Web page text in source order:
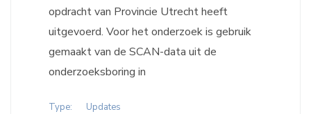
opdracht van Provincie Utrecht heeft
uitgevoerd. Voor het onderzoek is gebruik
gemaakt van de SCAN-data uit de
onderzoeksboring in
Type:
Updates